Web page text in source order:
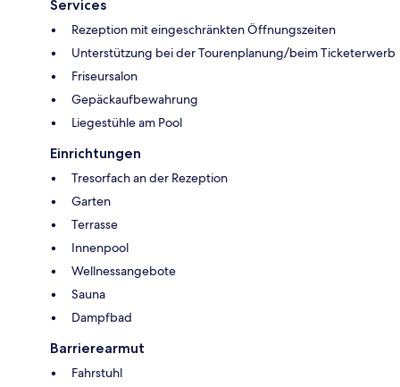
Services
Rezeption mit eingeschränkten Öffnungszeiten
Unterstützung bei der Tourenplanung/beim Ticketerwerb
Friseursalon
Gepäckaufbewahrung
Liegestühle am Pool
Einrichtungen
Tresorfach an der Rezeption
Garten
Terrasse
Innenpool
Wellnessangebote
Sauna
Dampfbad
Barrierearmut
Fahrstuhl